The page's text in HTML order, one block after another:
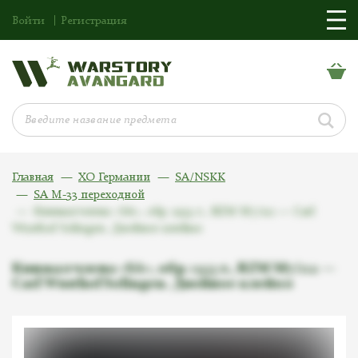
Войти Регистрация
Главная ХО Германии
SA/NSKK
SA M-33 переходной
Кинжал члена «SA», обр. 1933 г., RZM M7/112 —
Carl Wusthof Solingen. Двойное клеймо